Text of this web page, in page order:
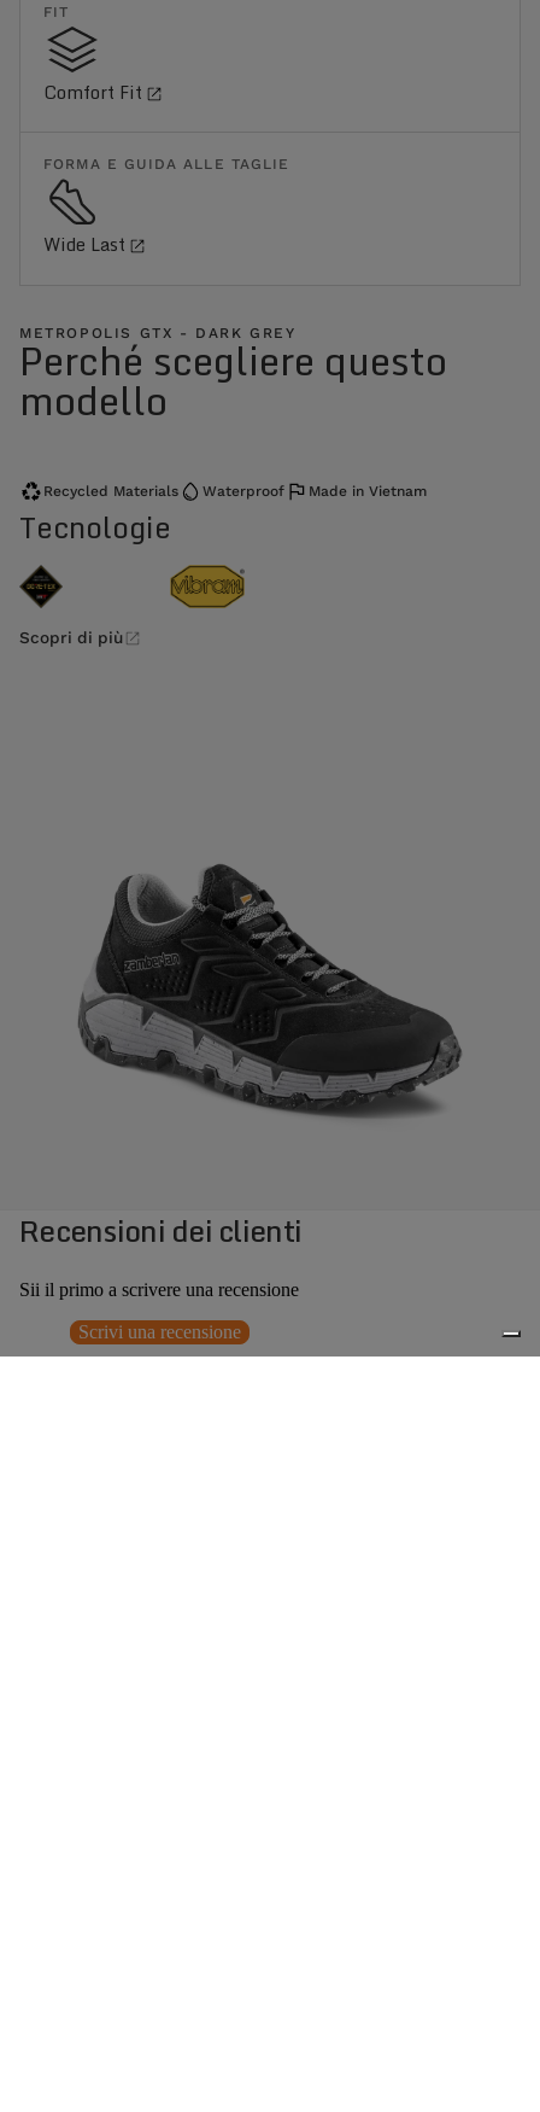
FIT
Comfort Fit
FORMA E GUIDA ALLE TAGLIE
Wide Last
METROPOLIS GTX - DARK GREY
Perché scegliere questo
modello
Recycled Materials Waterproof Made in Vietnam
Tecnologie
Scopri di più
Recensioni dei clienti
Sii il primo a scrivere una recensione
Scrivi una recensione